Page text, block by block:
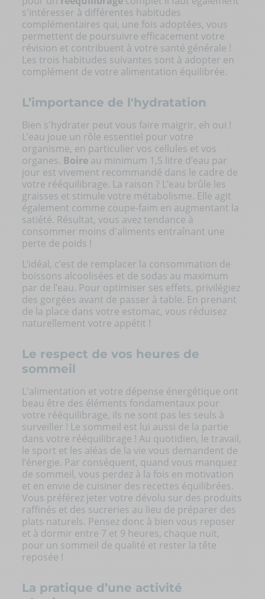
s'intéresser à différentes habitudes
complémentaires qui, une fois adoptées, vous
permettent de poursuivre efficacement votre
révision et contribuent à votre santé générale !
Les trois habitudes suivantes sont à adopter en
complément de votre alimentation équilibrée.
L’importance de l'hydratation
Bien s'hydrater peut vous faire maigrir, eh oui !
L’eau joue un rôle essentiel pour votre
organisme, en particulier vos cellules et vos
organes. Boire au minimum 1,5 litre d’eau par
jour est vivement recommandé dans le cadre de
votre rééquilibrage. La raison ? L’eau brûle les
graisses et stimule votre métabolisme. Elle agit
également comme coupe-faim en augmentant la
satiété. Résultat, vous avez tendance à
consommer moins d'aliments entraînant une
perte de poids !
L’idéal, c’est de remplacer la consommation de
boissons alcoolisées et de sodas au maximum
par de l’eau. Pour optimiser ses effets, privilégiez
des gorgées avant de passer à table. En prenant
de la place dans votre estomac, vous réduisez
naturellement votre appétit !
Le respect de vos heures de
sommeil
L'alimentation et votre dépense énergétique ont
beau être des éléments fondamentaux pour
votre rééquilibrage, ils ne sont pas les seuls à
surveiller ! Le sommeil est lui aussi de la partie
dans votre rééquilibrage ! Au quotidien, le travail,
le sport et les aléas de la vie vous demandent de
l’énergie. Par conséquent, quand vous manquez
de sommeil, vous perdez à la fois en motivation
et en envie de cuisiner des recettes équilibrées.
Vous préférez jeter votre dévolu sur des produits
raffinés et des sucreries au lieu de préparer des
plats naturels. Pensez donc à bien vous reposer
et à dormir entre 7 et 9 heures, chaque nuit,
pour un sommeil de qualité et rester la tête
reposée !
La pratique d’une activité